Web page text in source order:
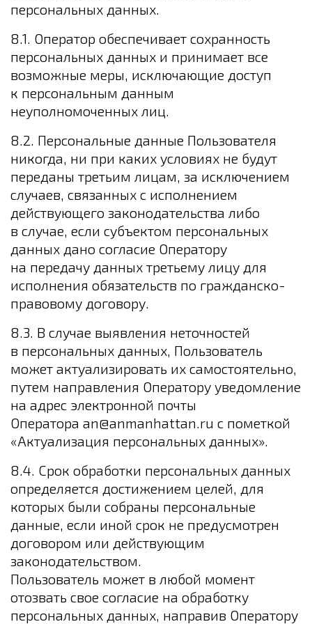
персональных данных.
8.1. Оператор обеспечивает сохранность
персональных данных и принимает все
возможные меры, исключающие доступ
к персональным данным
неуполномоченных лиц.
8.2. Персональные данные Пользователя
никогда, ни при каких условиях не будут
переданы третьим лицам, за исключением
случаев, связанных с исполнением
действующего законодательства либо
в случае, если субъектом персональных
данных дано согласие Оператору
на передачу данных третьему лицу для
исполнения обязательств по гражданско-
правовому договору.
8.3. В случае выявления неточностей
в персональных данных, Пользователь
может актуализировать их самостоятельно,
путем направления Оператору уведомление
на адрес электронной почты
Оператора an@anmanhattan.ru с пометкой
«Актуализация персональных данных».
8.4. Срок обработки персональных данных
определяется достижением целей, для
которых были собраны персональные
данные, если иной срок не предусмотрен
договором или действующим
законодательством.
Пользователь может в любой момент
отозвать свое согласие на обработку
персональных данных, направив Оператору